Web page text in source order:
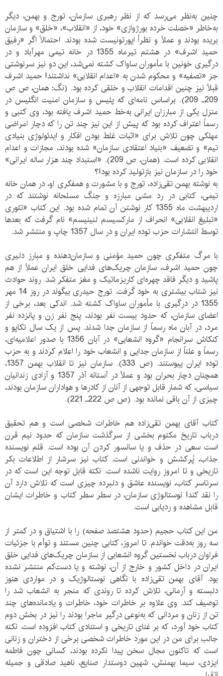
چنین به‌نظر می‌رسد که از نظر رهبری سازمان، تورج و بهمن، دیگر
به‌خاطر «خصلت خرده بورژوازی» خود، از «انقلاب»، «خلق» و سازمان
بریده بودند و عملاً و نظراً اپورتونیست شده بودند. احتمالاً اگر «رفیق
حمید اشرف» در هشتم تیرماه 1355 در خانه تیمی مهرآباد و در
درگیری خونین با مأموران ساواک کشته نمی‌شد، این دو نیز سرنوشتی
جز «تصفیه» و محکوم شدن به «اعدام انقلابی» نداشتند! حمید اشرف
قبلاً نیز چنین اقدامات انقلاب و خلقی کرده بود. (نگ: همان، ص ص
209ـ 209). براساس نامه‌ای که پلیس و سازمان امنیت انگلیس در
منزل یکی از مبارزان ایرانی به‌خط حمید اشرف یافته بود، وی کتبی و
رسماً اعتراف کرده بود که پیش از این نیز چند تن را که دچار امراضی
مهلکی چون تلاش برای «اثبات غلط بودن افکار و ایدئولوژی بنیادی
تیم» و تضعیف «بنیاد اعتقادی سازمان» شده بودند، مجازات و اعدام
انقلابی کرده است. (همان، ص 209). «استبداد چند هزار ساله ایرانی»
خود را در سازمان نیز بازتولید کرده بود!؟
به‌ نوشته بهمن تقی‌زاده، تورج و با مشورت و همفکری او، در همان خانه
تیمی، کتابی در رد مشی مبارزه و جنگ مسلحانه نوشتند که در
اردیبهشت ماه 1355 کار نوشتن آن تمام شده بود. این کتاب «تئوری
«تبلیغ انقلابی» انحراف از مارکسیسم لنینیسم» نام گرفت که بعدها
توسط انتشارات حزب توده ایران و در سال 1357 چاپ و منتشر شد.
با مرگ متفکری چون حمید مؤمنی و سازمان‌دهنده و مبارز دلیری
چون حمید اشرف، سازمان چریک‌های فدایی خلق ایران عملاً از هم
پاشید و دیگر فاقد چهره‌ای کاریزماتیک و مغز متفکر شد. روند حوادث
نیز شتاب بیشتری به‌ خود گرفت. تورج حیدری بیگوند در روز 14 مهر
1355 در درگیری با مأموران ساواک کشته شد. اندکی بعد، برخی از
اعضای سازمان، که حدود بیست نفر بودند، پنج نفر زن و پانزده نفر
مرد، در آبان ماه رسماً از سازمان جدا شدند. پس از یک سال تکاپو و
کنکاش سرانجام «گروه انشعابی» در آبان 1356 با صدور اعلامیه‌ای،
رسماً و علناً از سازمان جدایی و انشعاب خود را اعلام کردند و به حزب
توده ایران پیوستند. (ص 333). سازمان نیز تا انقلاب بهمن 1357،
همچنان دچار بحران بود و عملاً در آستانه آذر 1357 و آزادی زندانیان
سیاسی، که شمار قابل توجهی از آنان از کادرها و هواداران سازمان بودند،
چیزی از آن باقی نمانده بود. (ص ص 222ـ 221).
کتاب آقای بهمن تقی‌زاده هم خاطرات شخصی است و هم تحقیق
درباب تاریخ مکتوم بخشی از سرگذشت سازمان که حدود نیم قرن
است سعی در حذف و یا سانسور کردن آن بوده است. قلم نویسنده
جذاب، پُرکشش و خواندنی است. کتاب نیز سرشار از اطلاعات بکر
تاریخی و تا امروز روایت ناشده است. نکته قابل توجه این است که در
سرتاسر کتاب، نویسنده عاشق و دلبرده چیزی است که تلاش دارد آن
را نقد کند! نوستالوژی سازمان، در سطر سطر کتاب و خاطرات ایشان
قابل مشاهده و ردیابی است.
من این کتاب حجیم (حدود هشتصد صفحه) را با اشتیاق و در کمتر از
سه روز به‌دقت خواندم. تا امروز، کتابی چنین مستند و توأم با جزئیات
فراوان درباب نخستین گروه انشعابی از سازمان چریک‌های فدایی خلق
ایران در داخل کشور و خارج از آن، نوشته و یا دست‌کم منتشر نشده
بود. آقای بهمن تقی‌زاده با نگاهی نوستالوژیک و در مواردی هنوز
دلبسته و آرمانی، تلاش کرده تا روندی که منجر به انشعاب شد را
توصیف کند. وی علاوه بر خاطرات خود، خاطرات و یادمانده‌های چند
تن از زنان و مردانی که به‌نوعی درگیر ماجرا بودند را نیز در بخش دوم
کتاب خود آورد، که بر غنای تاریخی و استنادی کتاب افزوده است. نکته
جالب برای من در این مورد خاطرات شخصی برخی از دختران و زنانی
است که تاکنون مجال سخن پیدا نکرده بودند، کسانی چون فاطمه
ایزدی، سیما بهمنش، شهین دوستدار صنایع، ناهید صادقی و جمیله